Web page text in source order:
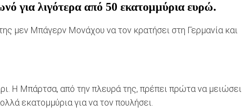
για λιγότερα από 50 εκατομμύρια ευρώ.
μεν Μπάγερν Μονάχου να τον κρατήσει στη Γερμανία και
Η Μπάρτσα, από την πλευρά της, πρέπει πρώτα να μειώσει
εκατομμύρια για να τον πουλήσει.